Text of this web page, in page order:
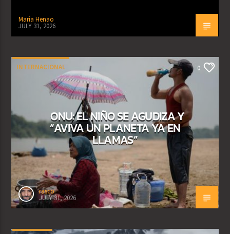
Maria Henao
JULY 31, 2026
INTERNACIONAL 0
ONU: EL NIÑO SE AGUDIZA Y
“AVIVA UN PLANETA YA EN
LLAMAS”
rasco
JULY 31, 2026